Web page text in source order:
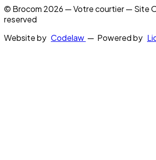
© Brocom 2026 — Votre courtier — Site
reserved
Website by Codelaw — Powered by